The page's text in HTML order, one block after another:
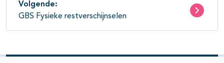
Volgende:
GBS Fysieke restverschijnselen